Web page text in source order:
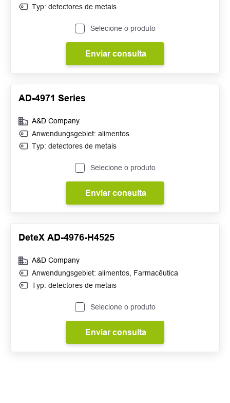
Typ: detectores de metais
Selecione o produto
Enviar consulta
AD-4971 Series
A&D Company
Anwendungsgebiet: alimentos
Typ: detectores de metais
Selecione o produto
Enviar consulta
DeteX AD-4976-H4525
A&D Company
Anwendungsgebiet: alimentos Farmacêutica
Typ: detectores de metais
Selecione o produto
Enviar consulta